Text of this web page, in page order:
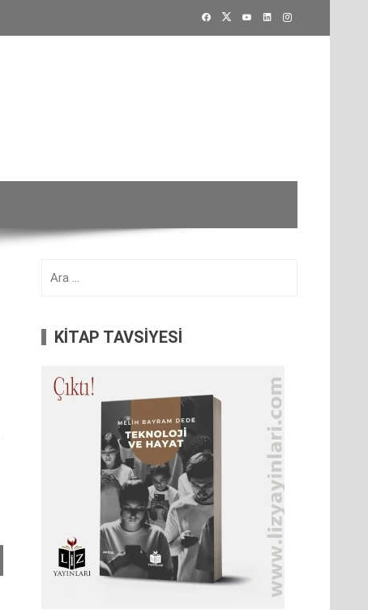
KİTAP TAVSİYESİ